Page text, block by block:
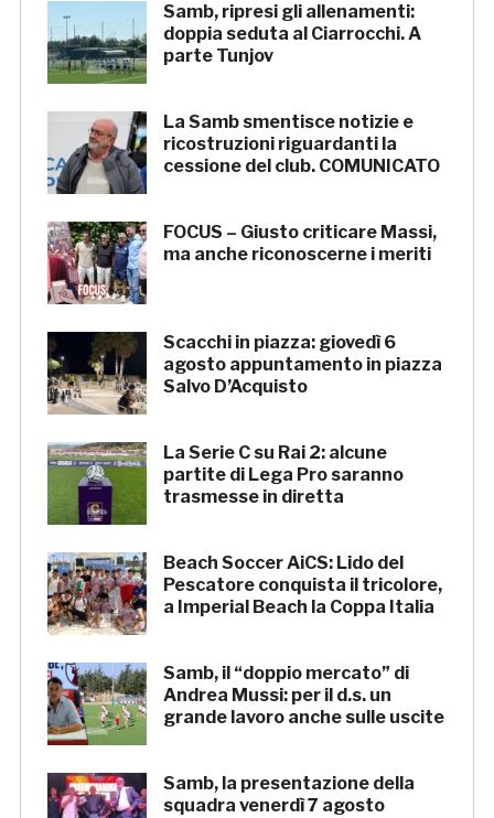
Samb, ripresi gli allenamenti:
doppia seduta al Ciarrocchi. A
parte Tunjov
La Samb smentisce notizie e
ricostruzioni riguardanti la
cessione del club. COMUNICATO
FOCUS – Giusto criticare Massi,
ma anche riconoscerne i meriti
Scacchi in piazza: giovedì 6
agosto appuntamento in piazza
Salvo D’Acquisto
La Serie C su Rai 2: alcune
partite di Lega Pro saranno
trasmesse in diretta
Beach Soccer AiCS: Lido del
Pescatore conquista il tricolore,
a Imperial Beach la Coppa Italia
Samb, il “doppio mercato” di
Andrea Mussi: per il d.s. un
grande lavoro anche sulle uscite
Samb, la presentazione della
squadra venerdì 7 agosto